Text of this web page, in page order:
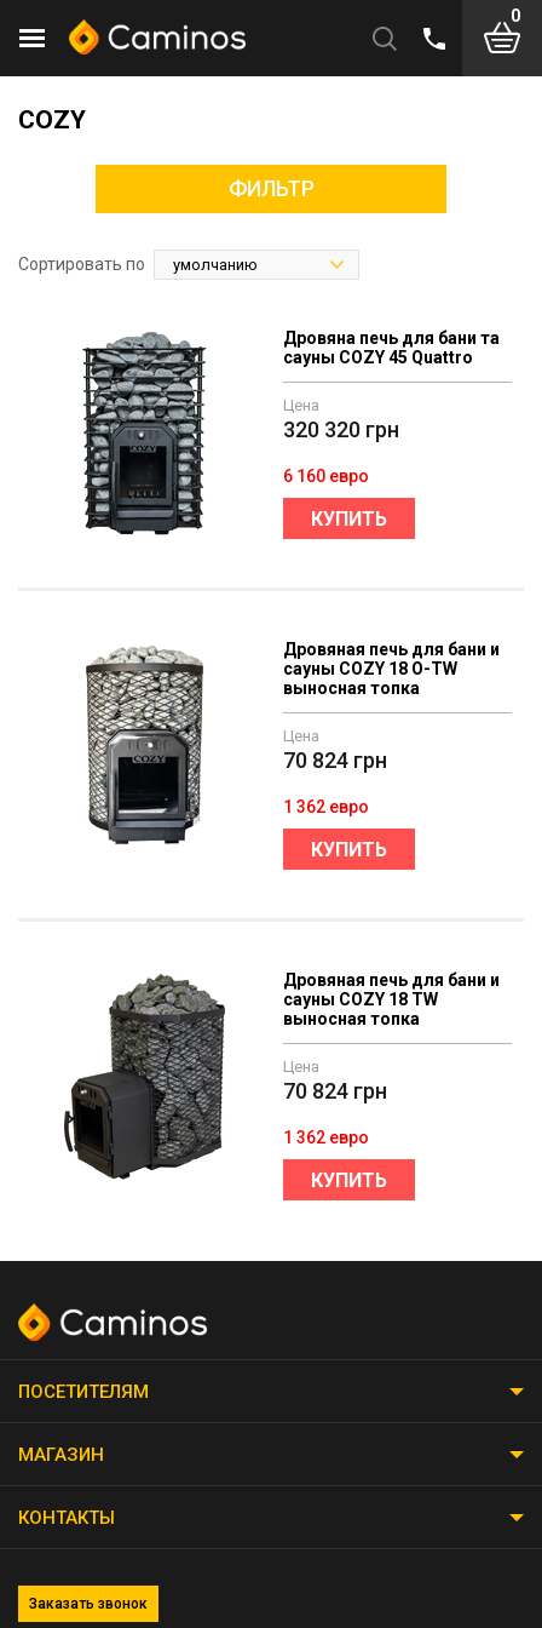
0
COZY
ФИЛЬТР
Сортировать по
Дровяна печь для бани та
сауны COZY 45 Quattro
Цена
320 320 грн
6 160 евро
КУПИТЬ
Дровяная печь для бани и
сауны COZY 18 O-TW
выносная топка
Цена
70 824 грн
1 362 евро
КУПИТЬ
Дровяная печь для бани и
сауны COZY 18 TW
выносная топка
Цена
70 824 грн
1 362 евро
КУПИТЬ
ПОСЕТИТЕЛЯМ
МАГАЗИН
КОНТАКТЫ
Заказать звонок